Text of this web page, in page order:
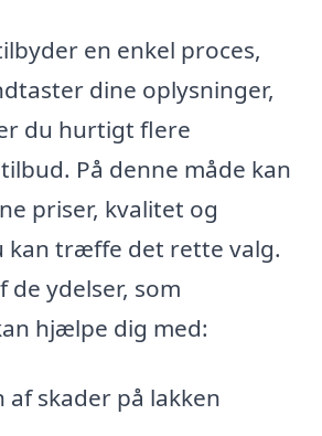
en enkel proces,
dine oplysninger,
du hurtigt flere
På denne måde kan
priser, kvalitet og
kan træffe det rette valg.
de ydelser, som
hjælpe dig med:
af skader på lakken